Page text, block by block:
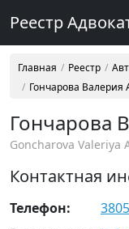
Реестр
Главная Реестр
Гончарова Валерия
Гончарова
Goncharova Valeriya
Контактная
Телефон: